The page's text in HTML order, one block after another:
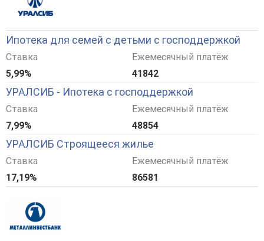
Ипотека для семей с детьми с господдержкой
Ставка
5,99%
Ежемесячный платёж
41842
УРАЛСИБ - Ипотека с господдержкой
Ставка
7,99%
Ежемесячный платёж
48854
УРАЛСИБ Строящееся жилье
Ставка
17,19%
Ежемесячный платёж
86581